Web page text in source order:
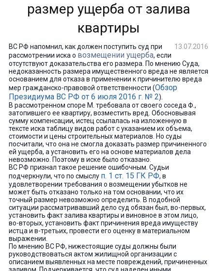
размер ущерба от залива
квартиры
13.07.2016
ВС РФ напомнил, как должен поступить суд при
рассмотрении иска о возмещении ущерба, если
отсутствуют доказательства его размера. По мнению Суда,
недоказанность размера имущественного вреда не является
основанием для отказа в применении к причинителю вреда
мер гражданско-правовой ответственности (Обзор
Президиума ВС РФ от 6 июля 2016 г. № 2).
В рассмотренном споре М. требовала от своего соседа Ф.,
затопившего ее квартиру, возместить вред. Обосновывая
сумму компенсации, истец ссылалась на изложенную в
тексте иска таблицу видов работ с указанием их объема,
стоимости и цены строительных материалов. Но суды
посчитали, что она не смогла доказать размер причиненного
ей ущерба, а установить его на основе материалов дела
невозможно. Поэтому в иске было отказано.
ВС РФ признал такое решение ошибочным. Судьи
подчеркнули, что по смыслу п. 1 ст. 15 ГК РФ, в
удовлетворении требования о возмещении убытков не
может быть отказано только на том основании, что их
точный размер невозможно определить. В подобной
ситуации рассматривавший дело суд обязан был, во-первых,
установить факт залива квартиры и виновное в этом лицо,
во-вторых, установить факт причинения вреда имуществу
истца и в-третьих, провести его оценку в материальном
выражении.
По мнению ВС РФ, нижестоящие суды должны были
руководствоваться актом жилищной организации с
описанием выявленных на месте повреждений, причиненных
заливом. Подчеркивается, что суд наделен иными